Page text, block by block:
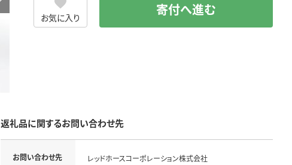
お気に入り 寄付へ進む
返礼品に関するお問い合わせ先
お問い合わせ先 レッドホースコーポレーション株式会社